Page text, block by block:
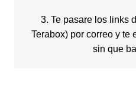
3. Te pasare los links
Terabox) por correo y te
sin que